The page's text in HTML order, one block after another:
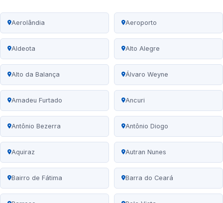
Aerolândia Aeroporto
Aldeota Alto Alegre
Alto da Balança Álvaro Weyne
Amadeu Furtado Ancuri
Antônio Bezerra Antônio Diogo
Aquiraz Autran Nunes
Bairro de Fátima Barra do Ceará